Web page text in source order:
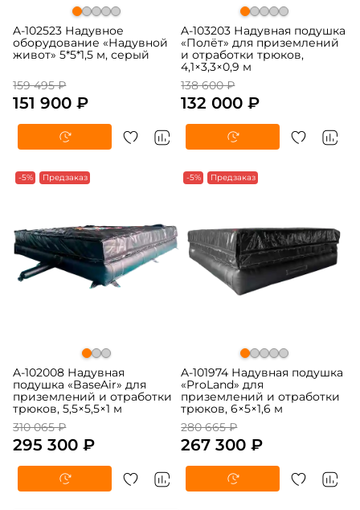
A-102523 Надувное
оборудование «Надувной
живот» 5*5*1,5 м, серый
159 495 ₽
151 900 ₽
A-103203 Надувная подушка
«Полёт» для приземлений
и отработки трюков,
4,1×3,3×0,9 м
138 600 ₽
132 000 ₽
-5% Предзаказ
A-102008 Надувная
подушка «BaseAir» для
приземлений и отработки
трюков, 5,5×5,5×1 м
310 065 ₽
295 300 ₽
-5% Предзаказ
A-101974 Надувная подушка
«ProLand» для
приземлений и отработки
трюков, 6×5×1,6 м
280 665 ₽
267 300 ₽